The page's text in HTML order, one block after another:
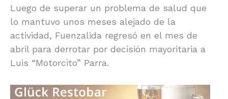
Luego de superar un problema de salud que
lo mantuvo unos meses alejado de la
actividad, Fuenzalida regresó en el mes de
abril para derrotar por decisión mayoritaria a
Luis “Motorcito” Parra.